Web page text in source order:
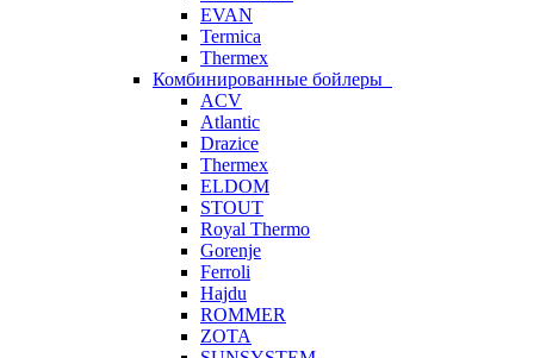
EVAN
Termica
Thermex
Комбинированные бойлеры
ACV
Atlantic
Drazice
Thermex
ELDOM
STOUT
Royal Thermo
Gorenje
Ferroli
Hajdu
ROMMER
ZOTA